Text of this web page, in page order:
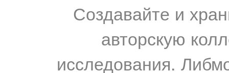
Создавайте и
авторскую
исследования.